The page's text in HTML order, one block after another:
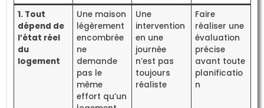
1. Tout
dépend de
l’état réel
du
logement
Une maison
légèrement
encombrée
ne
demande
pas le
même
effort qu’un
Une
intervention
en une
journée
n’est pas
toujours
réaliste
Faire
réaliser une
évaluation
précise
avant toute
planificatio
n